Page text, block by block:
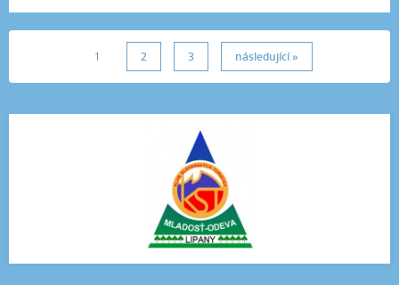
1 2 3 následující »